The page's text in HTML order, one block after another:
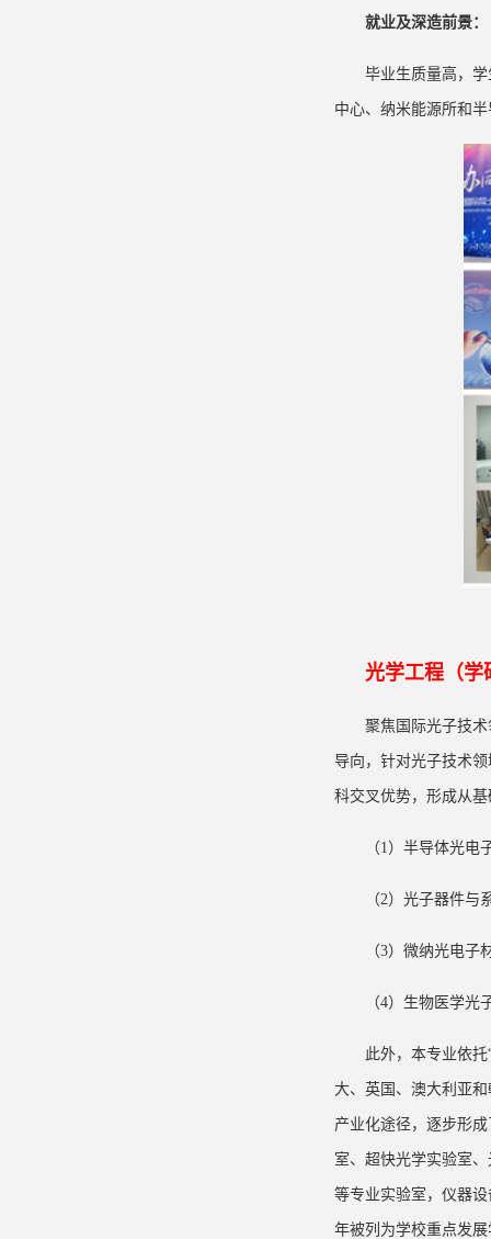
就业及深造前景：
毕业生质量高，
中心、纳米能源所和
光学工程（学
聚焦国际光子技
导向，针对光子技术
科交叉优势，形成从
（1）半导体光电
（2）光子器件与
（3）微纳光电子
（4）生物医学光
此外，本专业依
大、英国、澳大利亚
产业化途径，逐步形
室、超快光学实验室
等专业实验室，仪器设
年被列为学校重点发